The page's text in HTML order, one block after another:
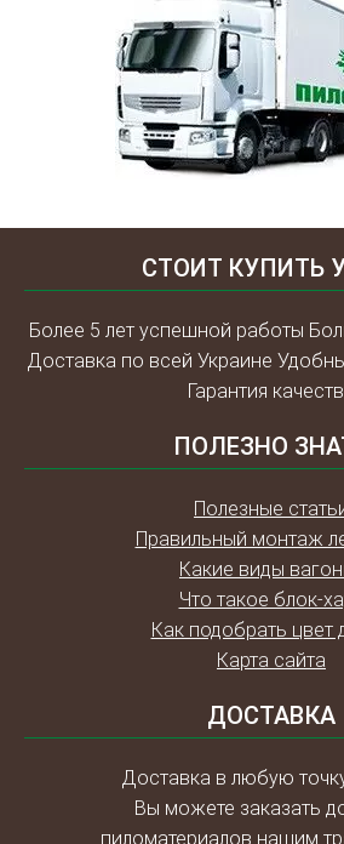
СТОИТ КУПИТЬ
Более 5 лет успешной работы
Доставка по всей Украине
Гарантия
ПОЛЕЗНО
Полезные
Правильный монтаж
Какие виды
Что такое блок-
Как подобрать цвет
Карта сайта
ДОСТАВКА
Доставка в любую
Вы можете заказать
пиломатериалов нашим